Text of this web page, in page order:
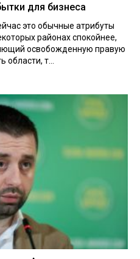
для бизнеса
это обычные атрибуты
районах спокойнее,
освобожденную правую
т...